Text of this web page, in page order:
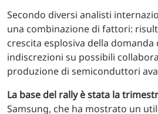
Secondo diversi analisti
una combinazione di fattori:
crescita esplosiva della domanda
indiscrezioni su possibili
produzione di semiconduttori
La base del rally è stata la
Samsung, che ha mostrato un